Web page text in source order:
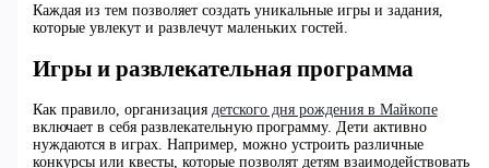
Каждая из тем позволяет создать уникальные игры и задания,
которые увлекут и развлечут маленьких гостей.
Игры и развлекательная программа
Как правило, организация детского дня рождения в Майкопе
включает в себя развлекательную программу. Дети активно
нуждаются в играх. Например, можно устроить различные
конкурсы или квесты, которые позволят детям взаимодействовать